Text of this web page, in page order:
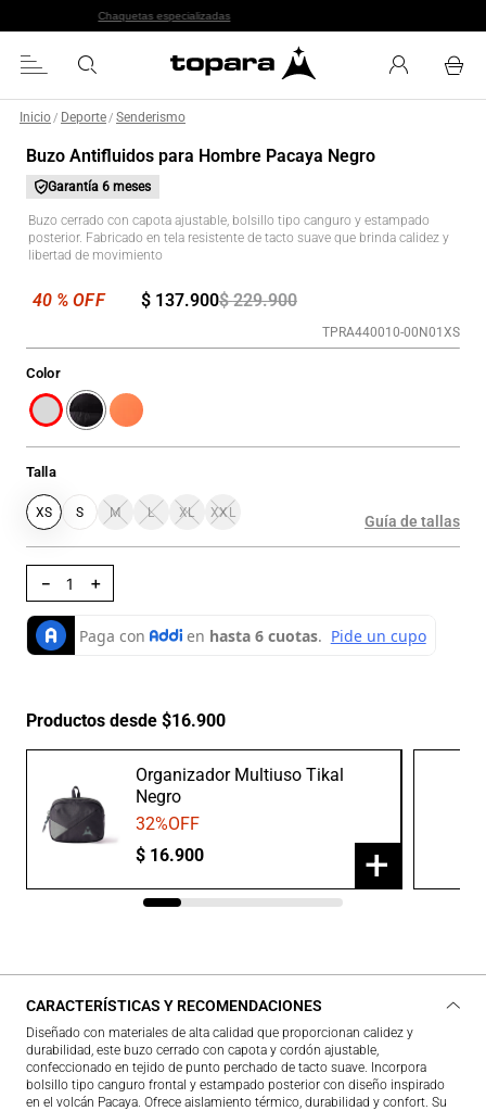
Chaquetas especializadas
Inicio / Deporte / Senderismo
Buzo Antifluidos para Hombre Pacaya Negro
Garantía 6 meses
Buzo cerrado con capota ajustable, bolsillo tipo canguro y estampado
posterior. Fabricado en tela resistente de tacto suave que brinda calidez y
libertad de movimiento
$ 229.900
$ 137.900
TPRA440010-00N01XS
Talla
XS S M L XL XXL
Color
Guía de tallas
＋
－
Productos desde $16.900
Organizador Multiuso Tikal
Negro
32%OFF
$ 16.900 +
CARACTERÍSTICAS Y RECOMENDACIONES
Diseñado con materiales de alta calidad que proporcionan calidez y
durabilidad, este buzo cerrado con capota y cordón ajustable,
confeccionado en tejido de punto perchado de tacto suave. Incorpora
bolsillo tipo canguro frontal y estampado posterior con diseño inspirado
en el volcán Pacaya. Ofrece aislamiento térmico, durabilidad y confort. Su